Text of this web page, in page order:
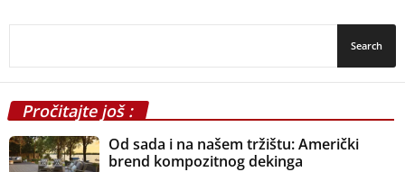
Pročitajte još :
Od sada i na našem tržištu: Američki
brend kompozitnog dekinga